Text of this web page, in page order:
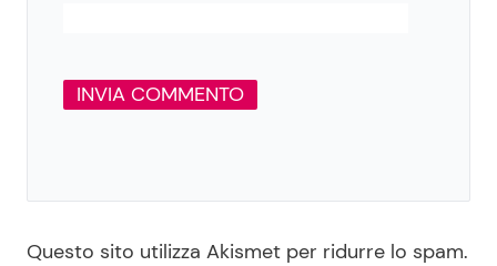
Questo sito utilizza Akismet per ridurre lo spam.